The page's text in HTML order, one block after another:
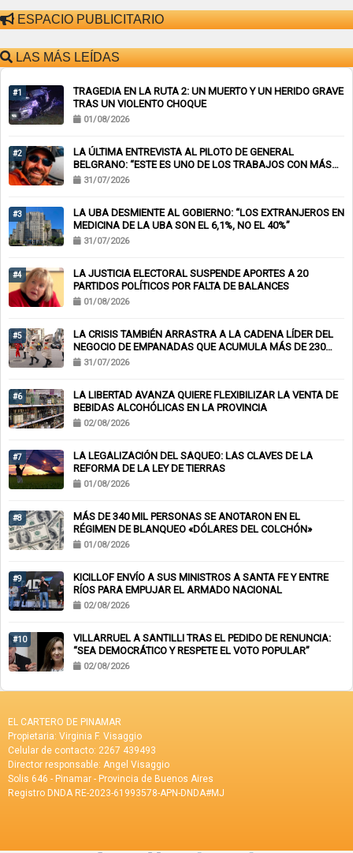
ESPACIO PUBLICITARIO
LAS MÁS LEÍDAS
#1
TRAGEDIA EN LA RUTA 2: UN MUERTO Y UN HERIDO GRAVE
TRAS UN VIOLENTO CHOQUE
01/08/2026
#2
LA ÚLTIMA ENTREVISTA AL PILOTO DE GENERAL
BELGRANO: “ESTE ES UNO DE LOS TRABAJOS CON MÁS
RIESGO”
31/07/2026
#3
LA UBA DESMIENTE AL GOBIERNO: “LOS EXTRANJEROS EN
MEDICINA DE LA UBA SON EL 6,1%, NO EL 40%”
31/07/2026
#4
LA JUSTICIA ELECTORAL SUSPENDE APORTES A 20
PARTIDOS POLÍTICOS POR FALTA DE BALANCES
01/08/2026
#5
LA CRISIS TAMBIÉN ARRASTRA A LA CADENA LÍDER DEL
NEGOCIO DE EMPANADAS QUE ACUMULA MÁS DE 230
CHEQUES RECHAZADOS Y PONE EN RIESGO CIENTOS DE
31/07/2026
#6
LA LIBERTAD AVANZA QUIERE FLEXIBILIZAR LA VENTA DE
BEBIDAS ALCOHÓLICAS EN LA PROVINCIA
02/08/2026
#7
LA LEGALIZACIÓN DEL SAQUEO: LAS CLAVES DE LA
REFORMA DE LA LEY DE TIERRAS
01/08/2026
#8
MÁS DE 340 MIL PERSONAS SE ANOTARON EN EL
RÉGIMEN DE BLANQUEO «DÓLARES DEL COLCHÓN»
01/08/2026
#9
KICILLOF ENVÍO A SUS MINISTROS A SANTA FE Y ENTRE
RÍOS PARA EMPUJAR EL ARMADO NACIONAL
02/08/2026
#10
VILLARRUEL A SANTILLI TRAS EL PEDIDO DE RENUNCIA:
“SEA DEMOCRÁTICO Y RESPETE EL VOTO POPULAR”
02/08/2026
EL CARTERO DE PINAMAR
Propietaria: Virginia F. Visaggio
Celular de contacto: 2267 439493
Director responsable: Angel Visaggio
Solis 646 - Pinamar - Provincia de Buenos Aires
Registro DNDA RE-2023-61993578-APN-DNDA#MJ